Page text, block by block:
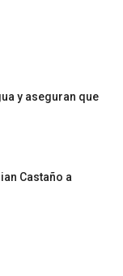
y aseguran que
Castaño a